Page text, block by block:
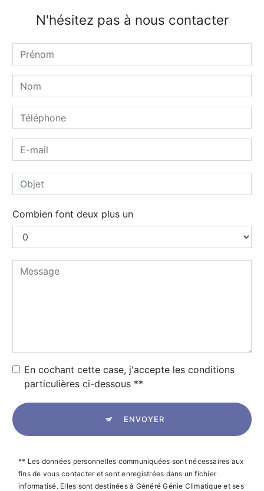
N'hésitez pas à nous contacter
Combien font deux plus un
En cochant cette case, j'accepte les conditions
particulières ci-dessous **
ENVOYER
** Les données personnelles communiquées sont nécessaires aux
fins de vous contacter et sont enregistrées dans un fichier
informatisé. Elles sont destinées à Généré Génie Climatique et ses